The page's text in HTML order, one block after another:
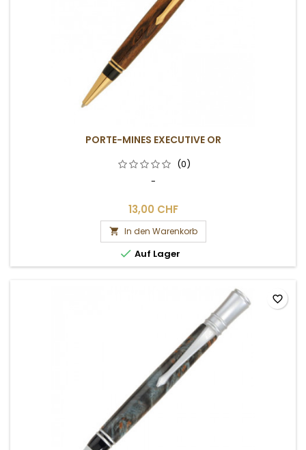
PORTE-MINES EXECUTIVE OR
(0)
-
13,00 CHF
 In den Warenkorb
 Auf Lager
favorite_border